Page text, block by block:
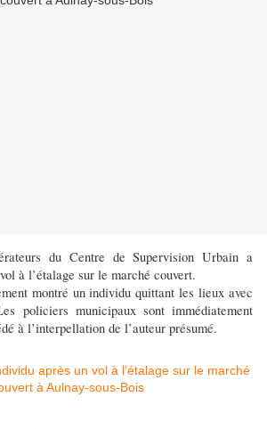
du Centre de Supervision Urbain a
à l’étalage sur le marché couvert.
montré un individu quittant les lieux avec
policiers municipaux sont immédiatement
à l’interpellation de l’auteur présumé.